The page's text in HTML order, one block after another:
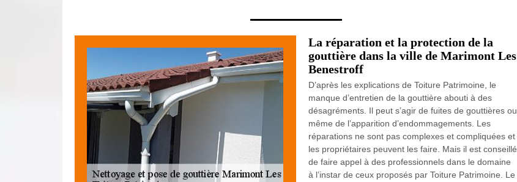
La réparation et la protection de la
gouttière dans la ville de Marimont Les
Benestroff
D’après les explications de Toiture Patrimoine, le
manque d’entretien de la gouttière abouti à des
désagréments. Il peut s’agir de fuites de gouttières ou
même de l’apparition d’endommagements. Les
réparations ne sont pas complexes et compliquées et
les propriétaires peuvent les faire. Mais il est conseillé
de faire appel à des professionnels dans le domaine
à l’instar de ceux proposés par Toiture Patrimoine. Le